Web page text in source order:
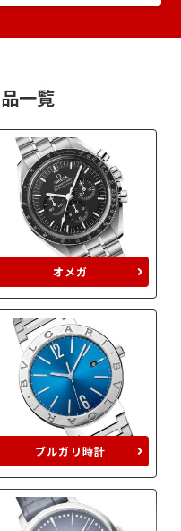
一覧
オメガ
ブルガリ時計